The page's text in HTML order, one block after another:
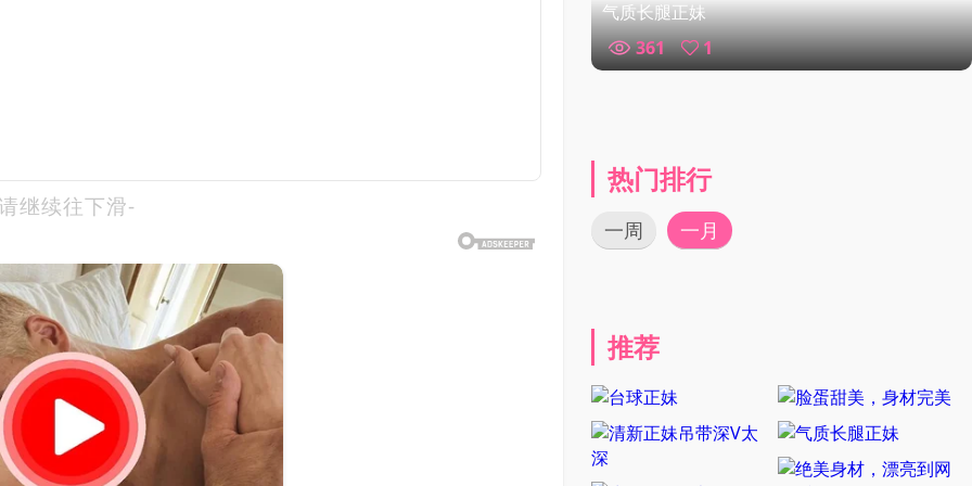
继续往下滑-
气质长腿正妹
361
1
热门排行
一周 一月
推荐